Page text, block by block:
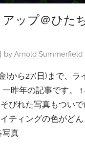
ップ＠ひた
by Arnold Summerfield
)から27(日)まで、ラ
昨年の記事です。
びれた写真もついで
ティングの色がど
写真